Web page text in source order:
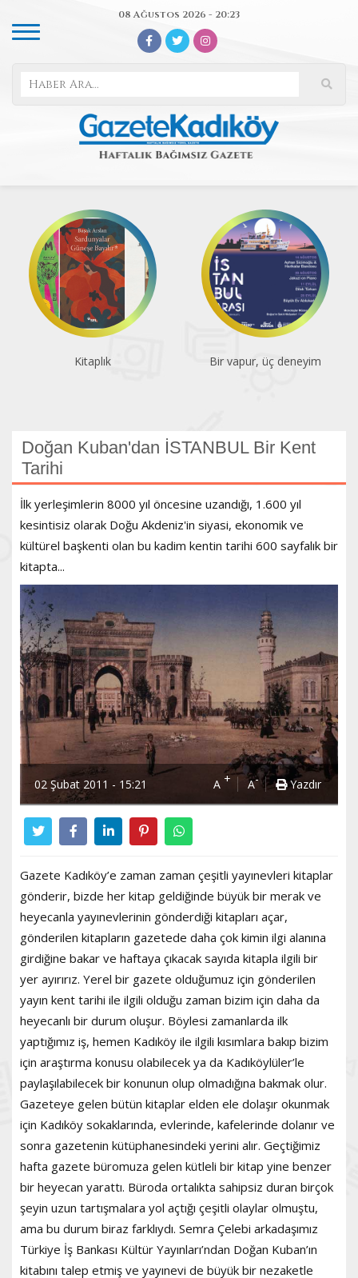
08 Ağustos 2026 - 20:23
Kitaplık Bir vapur, üç deneyim
Doğan Kuban'dan İSTANBUL Bir Kent
Tarihi
İlk yerleşimlerin 8000 yıl öncesine uzandığı, 1.600 yıl
kesintisiz olarak Doğu Akdeniz'in siyasi, ekonomik ve
kültürel başkenti olan bu kadim kentin tarihi 600 sayfalık bir
kitapta...
02 Şubat 2011 - 15:21 A + A- Yazdır
Gazete Kadıköy’e zaman zaman çeşitli yayınevleri kitaplar
gönderir, bizde her kitap geldiğinde büyük bir merak ve
heyecanla yayınevlerinin gönderdiği kitapları açar,
gönderilen kitapların gazetede daha çok kimin ilgi alanına
girdiğine bakar ve haftaya çıkacak sayıda kitapla ilgili bir
yer ayırırız. Yerel bir gazete olduğumuz için gönderilen
yayın kent tarihi ile ilgili olduğu zaman bizim için daha da
heyecanlı bir durum oluşur. Böylesi zamanlarda ilk
yaptığımız iş, hemen Kadıköy ile ilgili kısımlara bakıp bizim
için araştırma konusu olabilecek ya da Kadıköylüler’le
paylaşılabilecek bir konunun olup olmadığına bakmak olur.
Gazeteye gelen bütün kitaplar elden ele dolaşır okunmak
için Kadıköy sokaklarında, evlerinde, kafelerinde dolanır ve
sonra gazetenin kütüphanesindeki yerini alır. Geçtiğimiz
hafta gazete büromuza gelen kütleli bir kitap yine benzer
bir heyecan yarattı. Büroda ortalıkta sahipsiz duran birçok
şeyin uzun tartışmalara yol açtığı çeşitli olaylar olmuştu,
ama bu durum biraz farklıydı. Semra Çelebi arkadaşımız
Türkiye İş Bankası Kültür Yayınları’ndan Doğan Kuban’ın
kitabını talep etmiş ve yayınevi de büyük bir nezaketle